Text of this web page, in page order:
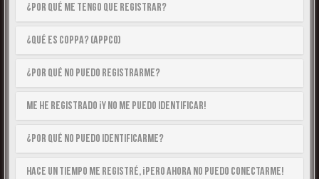
¿Por qué me tengo que registrar?
¿Qué es COPPA? (APPCO)
¿Por qué no puedo registrarme?
Me he registrado ¡y no me puedo identificar!
¿Por qué no puedo identificarme?
Hace un tiempo me registré, ¡pero ahora no puedo conectarme!